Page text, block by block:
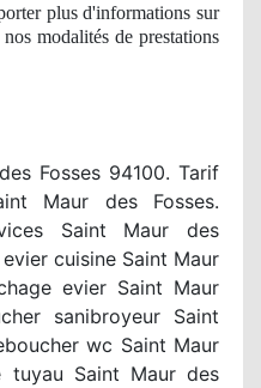
plus d'informations sur
nos modalités de prestations
Fosses 94100. Tarif
Maur des Fosses.
Saint Maur des
cuisine Saint Maur
evier Saint Maur
sanibroyeur Saint
wc Saint Maur
tuyau Saint Maur des